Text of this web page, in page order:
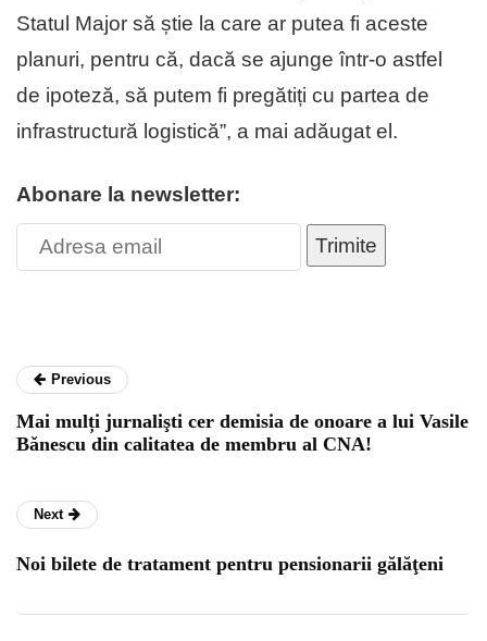
Statul Major să știe la care ar putea fi aceste
planuri, pentru că, dacă se ajunge într-o astfel
de ipoteză, să putem fi pregătiți cu partea de
infrastructură logistică”, a mai adăugat el.
Abonare la newsletter:
Trimite
Previous
Mai mulți jurnalişti cer demisia de onoare a lui Vasile
Bǎnescu din calitatea de membru al CNA!
Next
Noi bilete de tratament pentru pensionarii gălăţeni